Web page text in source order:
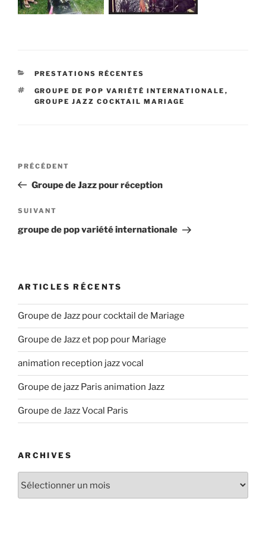
CATÉGORIES
PRESTATIONS RÉCENTES
ÉTIQUETTES
GROUPE DE POP VARIÉTÉ INTERNATIONALE ,
GROUPE JAZZ COCKTAIL MARIAGE
Navigation
l’article
Article
précédent
PRÉCÉDENT
Groupe de Jazz pour réception
Article
suivant
SUIVANT
groupe de pop variété internationale
ARTICLES RÉCENTS
Groupe de Jazz pour cocktail de Mariage
Groupe de Jazz et pop pour Mariage
animation reception jazz vocal
Groupe de jazz Paris animation Jazz
Groupe de Jazz Vocal Paris
ARCHIVES